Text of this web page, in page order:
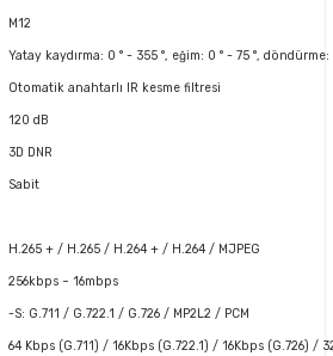
M12
Yatay kaydırma: 0 ° - 355 °, eğim: 0 ° - 75 °, döndürme:
Otomatik anahtarlı IR kesme filtresi
120 dB
3D DNR
Sabit
H.265 + / H.265 / H.264 + / H.264 / MJPEG
256kbps ~ 16mbps
-S: G.711 / G.722.1 / G.726 / MP2L2 / PCM
64 Kbps (G.711) / 16Kbps (G.722.1) / 16Kbps (G.726) /